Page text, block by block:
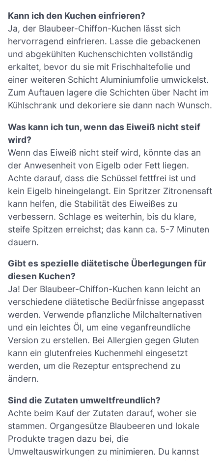
Kann ich den Kuchen einfrieren?
Ja, der Blaubeer-Chiffon-Kuchen lässt sich
hervorragend einfrieren. Lasse die gebackenen
und abgekühlten Kuchenschichten vollständig
erkaltet, bevor du sie mit Frischhaltefolie und
einer weiteren Schicht Aluminiumfolie umwickelst.
Zum Auftauen lagere die Schichten über Nacht im
Kühlschrank und dekoriere sie dann nach Wunsch.
Was kann ich tun, wenn das Eiweiß nicht steif
wird?
Wenn das Eiweiß nicht steif wird, könnte das an
der Anwesenheit von Eigelb oder Fett liegen.
Achte darauf, dass die Schüssel fettfrei ist und
kein Eigelb hineingelangt. Ein Spritzer Zitronensaft
kann helfen, die Stabilität des Eiweißes zu
verbessern. Schlage es weiterhin, bis du klare,
steife Spitzen erreichst; das kann ca. 5-7 Minuten
dauern.
Gibt es spezielle diätetische Überlegungen für
diesen Kuchen?
Ja! Der Blaubeer-Chiffon-Kuchen kann leicht an
verschiedene diätetische Bedürfnisse angepasst
werden. Verwende pflanzliche Milchalternativen
und ein leichtes Öl, um eine veganfreundliche
Version zu erstellen. Bei Allergien gegen Gluten
kann ein glutenfreies Kuchenmehl eingesetzt
werden, um die Rezeptur entsprechend zu
ändern.
Sind die Zutaten umweltfreundlich?
Achte beim Kauf der Zutaten darauf, woher sie
stammen. Organgesütze Blaubeeren und lokale
Produkte tragen dazu bei, die
Umweltauswirkungen zu minimieren. Du kannst